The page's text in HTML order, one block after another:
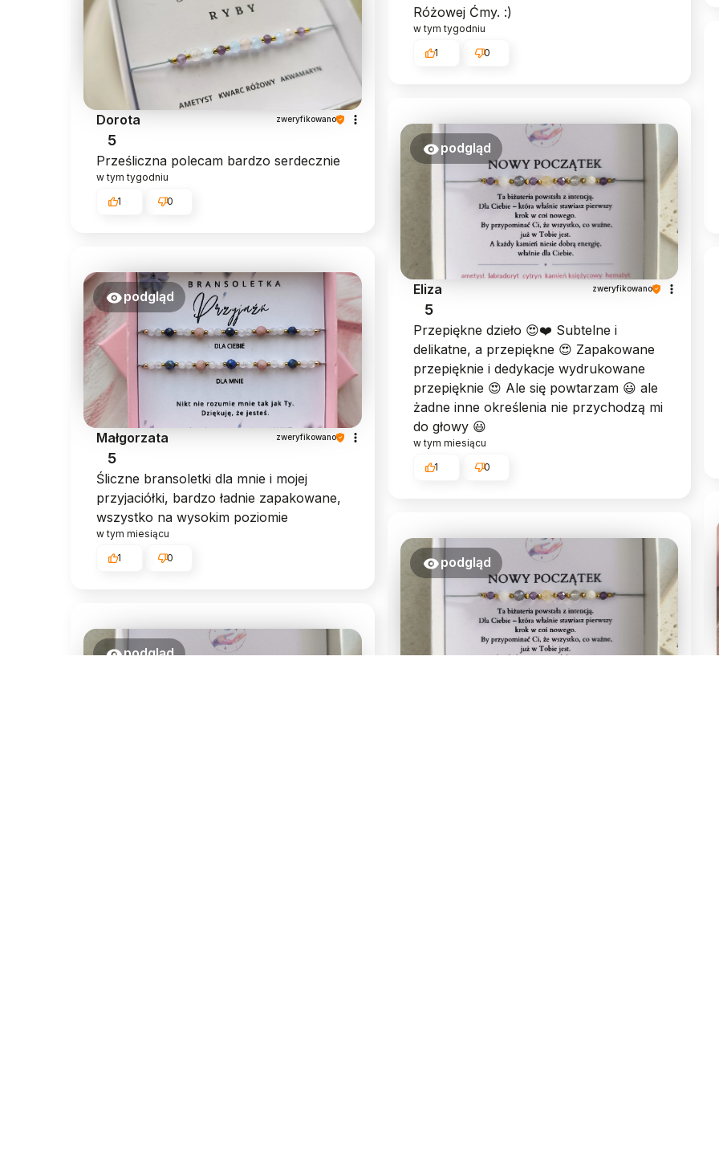
Różowej Ćmy. :)
w tym tygodniu
1 0
Dorota zweryfikowano
5
Prześliczna polecam bardzo serdecznie
w tym tygodniu
1 0
podgląd
Eliza zweryfikowano
5
Przepiękne dzieło 😍❤️ Subtelne i
delikatne, a przepiękne 😍 Zapakowane
przepięknie i dedykacje wydrukowane
przepięknie 😍 Ale się powtarzam 😃 ale
żadne inne określenia nie przychodzą mi
do głowy 😃
w tym miesiącu
1 0
podgląd
Małgorzata zweryfikowano
5
Śliczne bransoletki dla mnie i mojej
przyjaciółki, bardzo ładnie zapakowane,
wszystko na wysokim poziomie
w tym miesiącu
1 0 podgląd
podgląd